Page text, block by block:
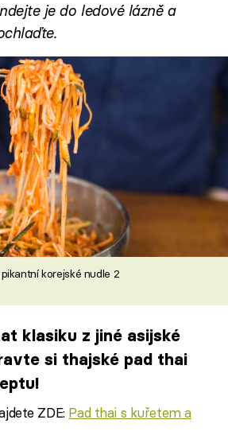
je do ledové lázně a
korejské nudle 2
klasiku z jiné asijské
si thajské pad thai
ZDE: Pad thai s kuřetem a